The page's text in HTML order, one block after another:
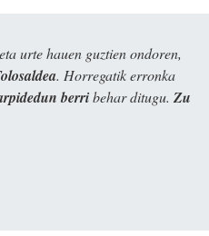
urte hauen guztien ondoren,
. Horregatik erronka
berribehar ditugu. Zu